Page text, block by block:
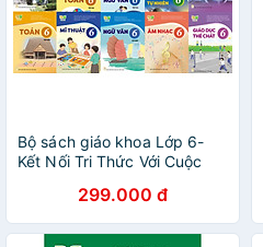
Bộ sách giáo khoa Lớp 6-
Kết Nối Tri Thức Với Cuộc
nilong bao sách, nhãn tên)
299.000 đ